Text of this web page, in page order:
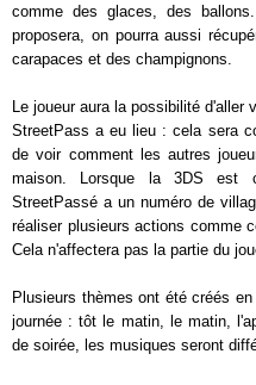
comme des glaces, des
proposera, on pourra aussi
carapaces et des champignons.
Le joueur aura la possibilité
StreetPass a eu lieu : cela sera
de voir comment les autres
maison. Lorsque la 3DS est
StreetPassé a un numéro de
réaliser plusieurs actions comme
Cela n'affectera pas la partie du
Plusieurs thèmes ont été créés
journée : tôt le matin, le matin,
de soirée, les musiques seront